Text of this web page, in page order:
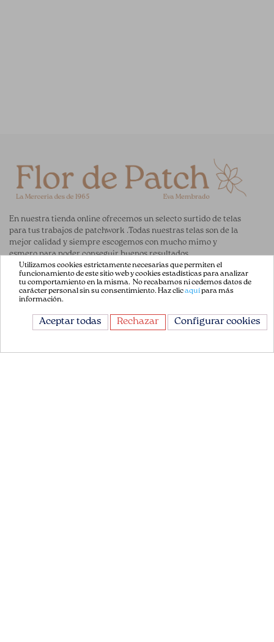
En nuestra tienda online ofrecemos un selecto surtido de telas
para tus trabajos de patchwork .Todas nuestras telas son de la
mejor calidad y siempre escogemos con mucho mimo y
esmero para poder conseguir buenos resultados.
ENLACES DE AYUDA
Acerca de Nosotros
Aviso Legal
Términos y Condiciones
Utilizamos cookies estrictamente necesarias que permiten el
funcionamiento de este sitio web y cookies estadísticas para analizar
tu comportamiento en la misma. No recabamos ni cedemos datos de
carácter personal sin su consentimiento. Haz clicaquípara más
información.
Aceptar todas Rechazar Configurar cookies